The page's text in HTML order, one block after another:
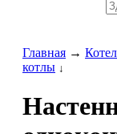
Главная →
котлы ↓